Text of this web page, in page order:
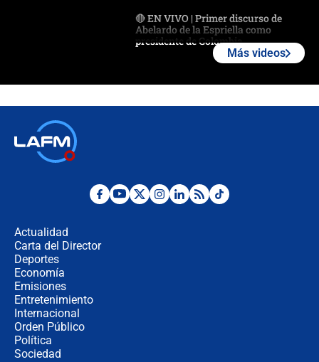
🔴 EN VIVO | Primer discurso de
Abelardo de la Espriella como
presidente de Colombia
Desde dermatitis hasta infecciones:
Más videos
Actualidad
Carta del Director
Deportes
Economía
Emisiones
Entretenimiento
Internacional
Orden Público
Política
Sociedad